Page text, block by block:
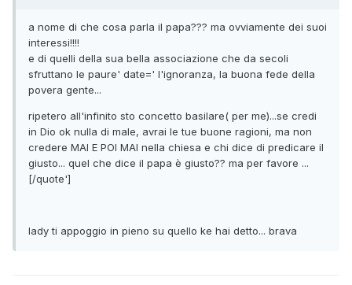
a nome di che cosa parla il papa??? ma ovviamente dei suoi
interessi!!!!
e di quelli della sua bella associazione che da secoli
sfruttano le paure' date=' l'ignoranza, la buona fede della
povera gente...
ripetero all'infinito sto concetto basilare( per me)...se credi
in Dio ok nulla di male, avrai le tue buone ragioni, ma non
credere MAI E POI MAI nella chiesa e chi dice di predicare il
giusto... quel che dice il papa è giusto?? ma per favore ...
[/quote']
lady ti appoggio in pieno su quello ke hai detto... brava